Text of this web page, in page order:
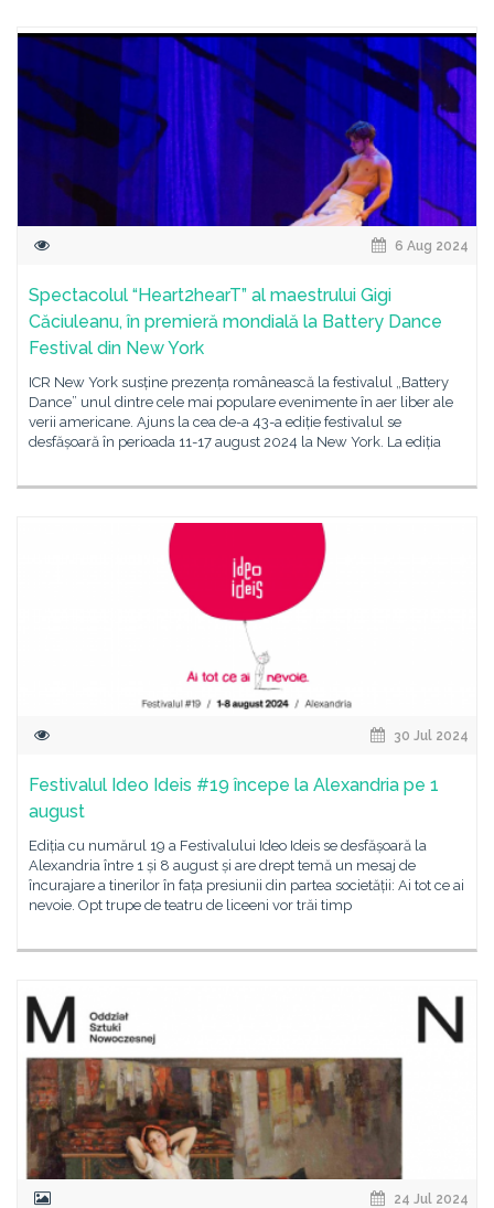
6 Aug 2024
Spectacolul “Heart2hearT” al maestrului Gigi
Căciuleanu, în premieră mondială la Battery Dance
Festival din New York
ICR New York susține prezența românească la festivalul „Battery
Dance” unul dintre cele mai populare evenimente în aer liber ale
verii americane. Ajuns la cea de-a 43-a ediție festivalul se
desfășoară în perioada 11-17 august 2024 la New York. La ediția
30 Jul 2024
Festivalul Ideo Ideis #19 începe la Alexandria pe 1
august
Ediția cu numărul 19 a Festivalului Ideo Ideis se desfășoară la
Alexandria între 1 și 8 august și are drept temă un mesaj de
încurajare a tinerilor în fața presiunii din partea societății: Ai tot ce ai
nevoie. Opt trupe de teatru de liceeni vor trăi timp
24 Jul 2024